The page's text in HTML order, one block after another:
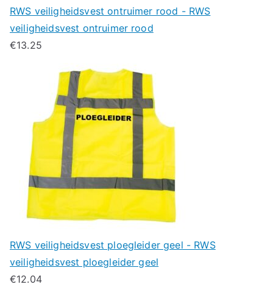
RWS veiligheidsvest ontruimer rood - RWS
veiligheidsvest ontruimer rood
€13.25
RWS veiligheidsvest ploegleider geel - RWS
veiligheidsvest ploegleider geel
€12.04